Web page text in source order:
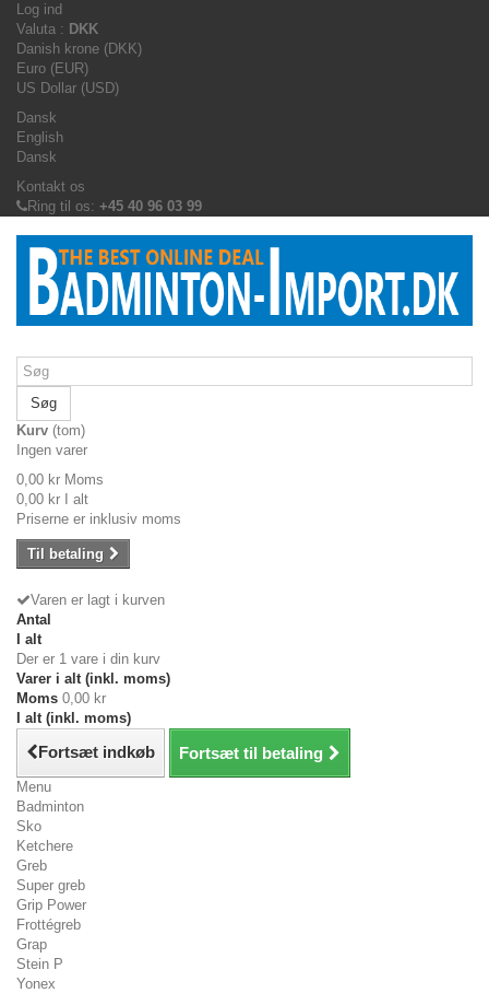
Log ind
Valuta : DKK
Danish krone (DKK)
Euro (EUR)
US Dollar (USD)
Dansk
English
Dansk
Kontakt os
Ring til os: +45 40 96 03 99
Søg
Kurv (tom)
Ingen varer
0,00 kr Moms
0,00 kr I alt
Priserne er inklusiv moms
Til betaling
Varen er lagt i kurven
Antal
I alt
Der er 1 vare i din kurv
Varer i alt (inkl. moms)
Moms 0,00 kr
I alt (inkl. moms)
Fortsæt indkøb Fortsæt til betaling
Menu
Badminton
Sko
Ketchere
Greb
Super greb
Grip Power
Frottégreb
Grap
Stein P
Yonex